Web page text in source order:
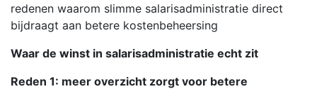
redenen waarom slimme salarisadministratie direct
bijdraagt aan betere kostenbeheersing
Waar de winst in salarisadministratie echt zit
Reden 1: meer overzicht zorgt voor betere